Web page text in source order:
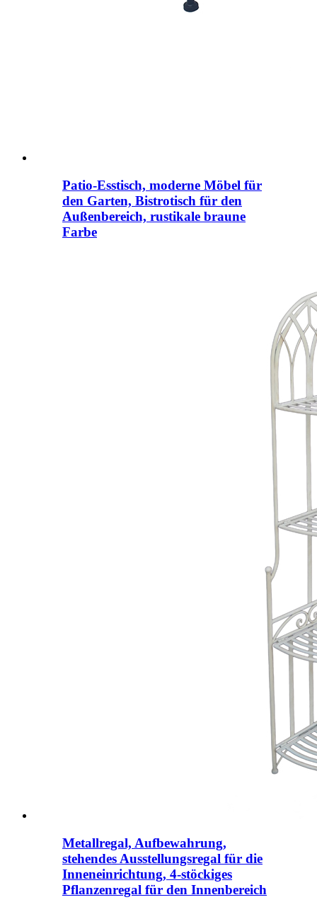
Patio-Esstisch, moderne Möbel für
den Garten, Bistrotisch für den
Außenbereich, rustikale braune
Farbe
Metallregal, Aufbewahrung,
stehendes Ausstellungsregal für die
Inneneinrichtung, 4-stöckiges
Pflanzenregal für den Innenbereich